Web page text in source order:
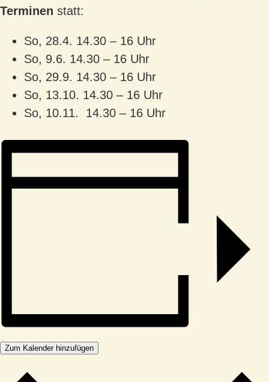
Terminen statt:
So, 28.4. 14.30 – 16 Uhr
So, 9.6. 14.30 – 16 Uhr
So, 29.9. 14.30 – 16 Uhr
So, 13.10. 14.30 – 16 Uhr
So, 10.11. 14.30 – 16 Uhr
Zum Kalender hinzufügen